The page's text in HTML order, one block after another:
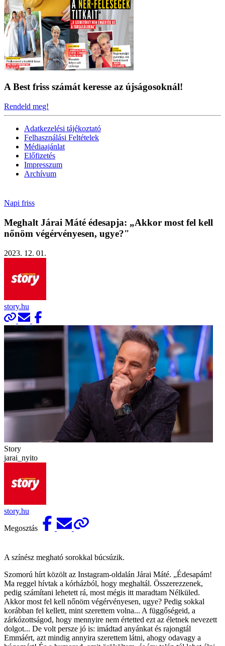
A Best friss számát keresse az újságosoknál!
Rendeld meg!
Adatkezelési tájékoztató
Felhasználási Feltételek
Médiaajánlat
Előfizetés
Impresszum
Archívum
Napi friss
Meghalt Járai Máté édesapja: „Akkor most fel kell
nőnöm végérvényesen, ugye?"
2023. 12. 01.
story.hu
Story
jarai_nyito
story.hu
Megosztás
A színész megható sorokkal búcsúzik.
Szomorú hírt közölt az Instagram-oldalán Járai Máté. „Édesapám!
Ma reggel hívtak a kórházból, hogy meghaltál. Összerezzenek,
pedig számítani lehetett rá, most mégis itt maradtam Nélküled.
Akkor most fel kell nőnöm végérvényesen, ugye? Pedig sokkal
korábban fel kellett, mint szerettem volna... A függőségeid, a
zárkózottságod, hogy mennyire nem értetted ezt az életnek nevezett
dolgot... De volt persze jó is: imádtad anyánkat és rajongtál
Emmáért, azt mindig annyira szerettem látni, ahogy odavagy a